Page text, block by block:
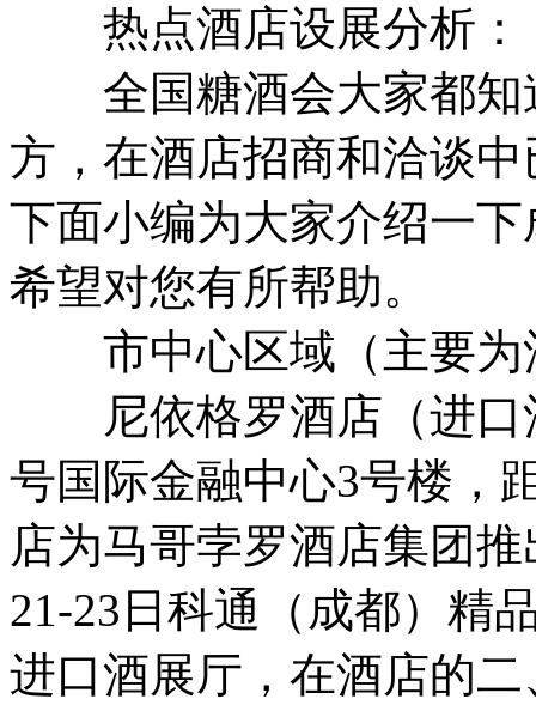
热点酒店设展分析：
全国糖酒会大家都知
方，在酒店招商和洽谈
下面小编为大家介绍一
希望对您有所帮助。
市中心区域（主要为
尼依格罗酒店（进口
号国际金融中心3号楼，
店为马哥孛罗酒店集团
21-23日科通（成都）精
进口酒展厅，在酒店的